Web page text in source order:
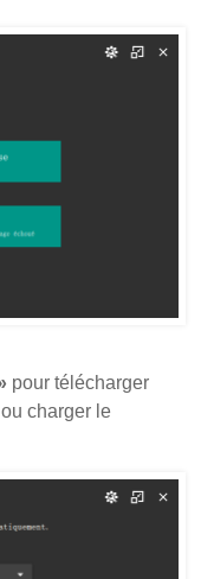
pour télécharger
charger le